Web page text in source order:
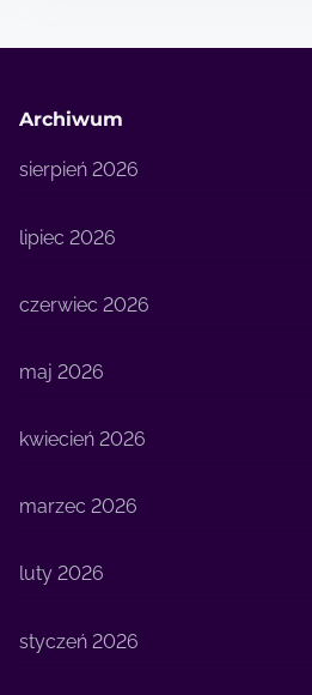
Archiwum
sierpień 2026
lipiec 2026
czerwiec 2026
maj 2026
kwiecień 2026
marzec 2026
luty 2026
styczeń 2026